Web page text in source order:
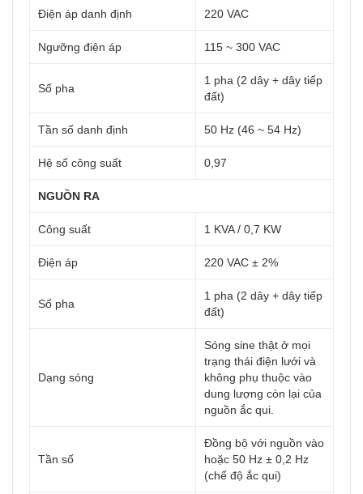
Điện áp danh định 220 VAC
Ngưỡng điện áp 115 ~ 300 VAC
Số pha
1 pha (2 dây + dây tiếp
đất)
Tần số danh định 50 Hz (46 ~ 54 Hz)
Hệ số công suất 0,97
NGUỒN RA
Công suất 1 KVA / 0,7 KW
Điện áp 220 VAC ± 2%
Số pha
1 pha (2 dây + dây tiếp
đất)
Dạng sóng
Sóng sine thật ở mọi
trạng thái điện lưới và
không phụ thuộc vào
dung lượng còn lại của
nguồn ắc qui.
Tần số
Đồng bộ với nguồn vào
hoặc 50 Hz ± 0,2 Hz
(chế độ ắc qui)